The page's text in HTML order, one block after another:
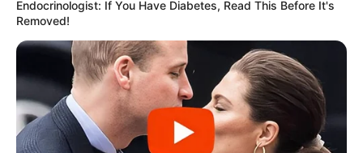
16:33 / 05 İyun 2026 MARAQLI
Azərbaycan səhnəsinin unudulmaz siması
Hökmə Qurbanovanın sənət və həyat
yolu
508 0
Endocrinologist: If You Have Diabetes, Read This Before It's
Removed!